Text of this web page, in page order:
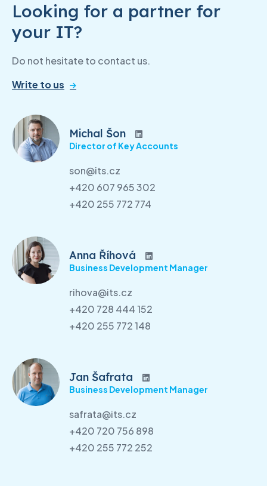
Looking for a partner for
your IT?
Do not hesitate to contact us.
Write to us
Michal Šon
Director of Key Accounts
son@its.cz
+420 607 965 302
+420 255 772 774
Anna Říhová
Business Development Manager
rihova@its.cz
+420 728 444 152
+420 255 772 148
Jan Šafrata
Business Development Manager
safrata@its.cz
+420 720 756 898
+420 255 772 252